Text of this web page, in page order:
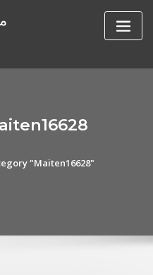
"Maiten16628"